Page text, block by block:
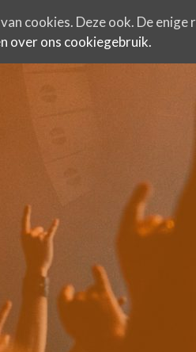
cookies. Deze ook. De
over ons cookiegebruik.